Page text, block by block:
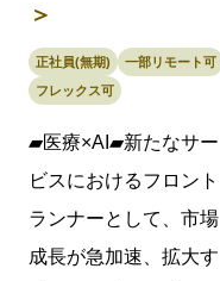
＞
正社員(無期)
一部リモート可
フレックス可
▰医療×AI▰新たなサー
ビスにおけるフロント
ランナーとして、市場
成長が急加速、拡大す